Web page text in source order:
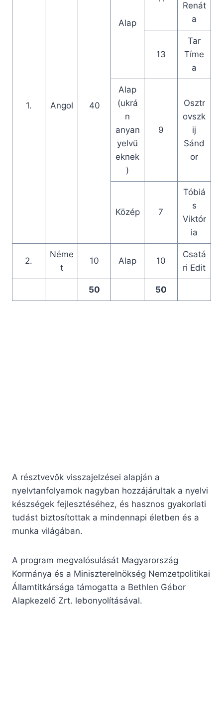
1. Angol 40
Alap
Renát
a
13
Tar
Tíme
a
Alap
(ukrá
n
anyan
yelvű
eknek
)
9
Osztr
ovszk
ij
Sánd
or
Közép 7
Tóbiá
s
Viktór
ia
2.
Néme
t
10 Alap 10
Csatá
ri Edit
50 50
A résztvevők visszajelzései alapján a
nyelvtanfolyamok nagyban hozzájárultak a nyelvi
készségek fejlesztéséhez, és hasznos gyakorlati
tudást biztosítottak a mindennapi életben és a
munka világában.
A program megvalósulását Magyarország
Kormánya és a Miniszterelnökség Nemzetpolitikai
Államtitkársága támogatta a Bethlen Gábor
Alapkezelő Zrt. lebonyolításával.